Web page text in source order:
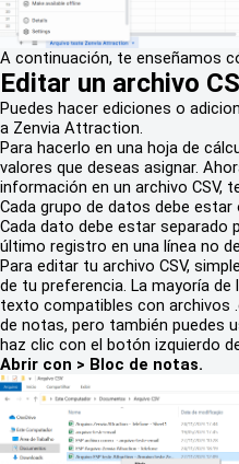
A continuación, te enseñamos
Editar un archivo
Puedes hacer ediciones o
a Zenvia Attraction.
Para hacerlo en una hoja de
valores que deseas asignar.
información en un archivo CSV,
Cada grupo de datos debe estar
Cada dato debe estar separado
último registro en una línea no
Para editar tu archivo CSV,
de tu preferencia. La mayoría
texto compatibles con archivos
de notas, pero también puedes
haz clic con el botón izquierdo
Abrir con > Bloc de notas.